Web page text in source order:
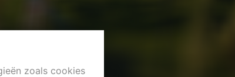
zoals cookies